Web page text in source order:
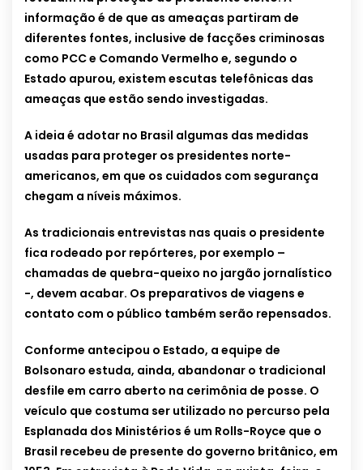
informação é de que as ameaças partiram de
diferentes fontes, inclusive de facções criminosas
como PCC e Comando Vermelho e, segundo o
Estado apurou, existem escutas telefônicas das
ameaças que estão sendo investigadas.
A ideia é adotar no Brasil algumas das medidas
usadas para proteger os presidentes norte-
americanos, em que os cuidados com segurança
chegam a níveis máximos.
As tradicionais entrevistas nas quais o presidente
fica rodeado por repórteres, por exemplo –
chamadas de quebra-queixo no jargão jornalístico
-, devem acabar. Os preparativos de viagens e
contato com o público também serão repensados.
Conforme antecipou o Estado, a equipe de
Bolsonaro estuda, ainda, abandonar o tradicional
desfile em carro aberto na cerimônia de posse. O
veículo que costuma ser utilizado no percurso pela
Esplanada dos Ministérios é um Rolls-Royce que o
Brasil recebeu de presente do governo britânico, em